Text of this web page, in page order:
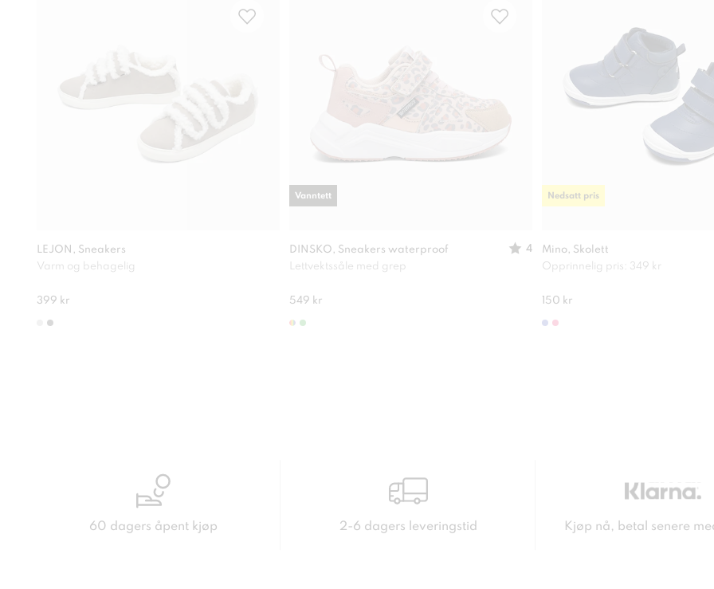
LEJON, Sneakers
Varm og behagelig
399 kr
DINSKO, Sneakers waterproof
4
Lettvektssåle med grep
549 kr
Vanntett
Mino, Skolett
Opprinnelig pris: 349 kr
150 kr
Nedsatt pris
60 dagers åpent kjøp 2-6 dagers leveringstid Kjøp nå, betal senere